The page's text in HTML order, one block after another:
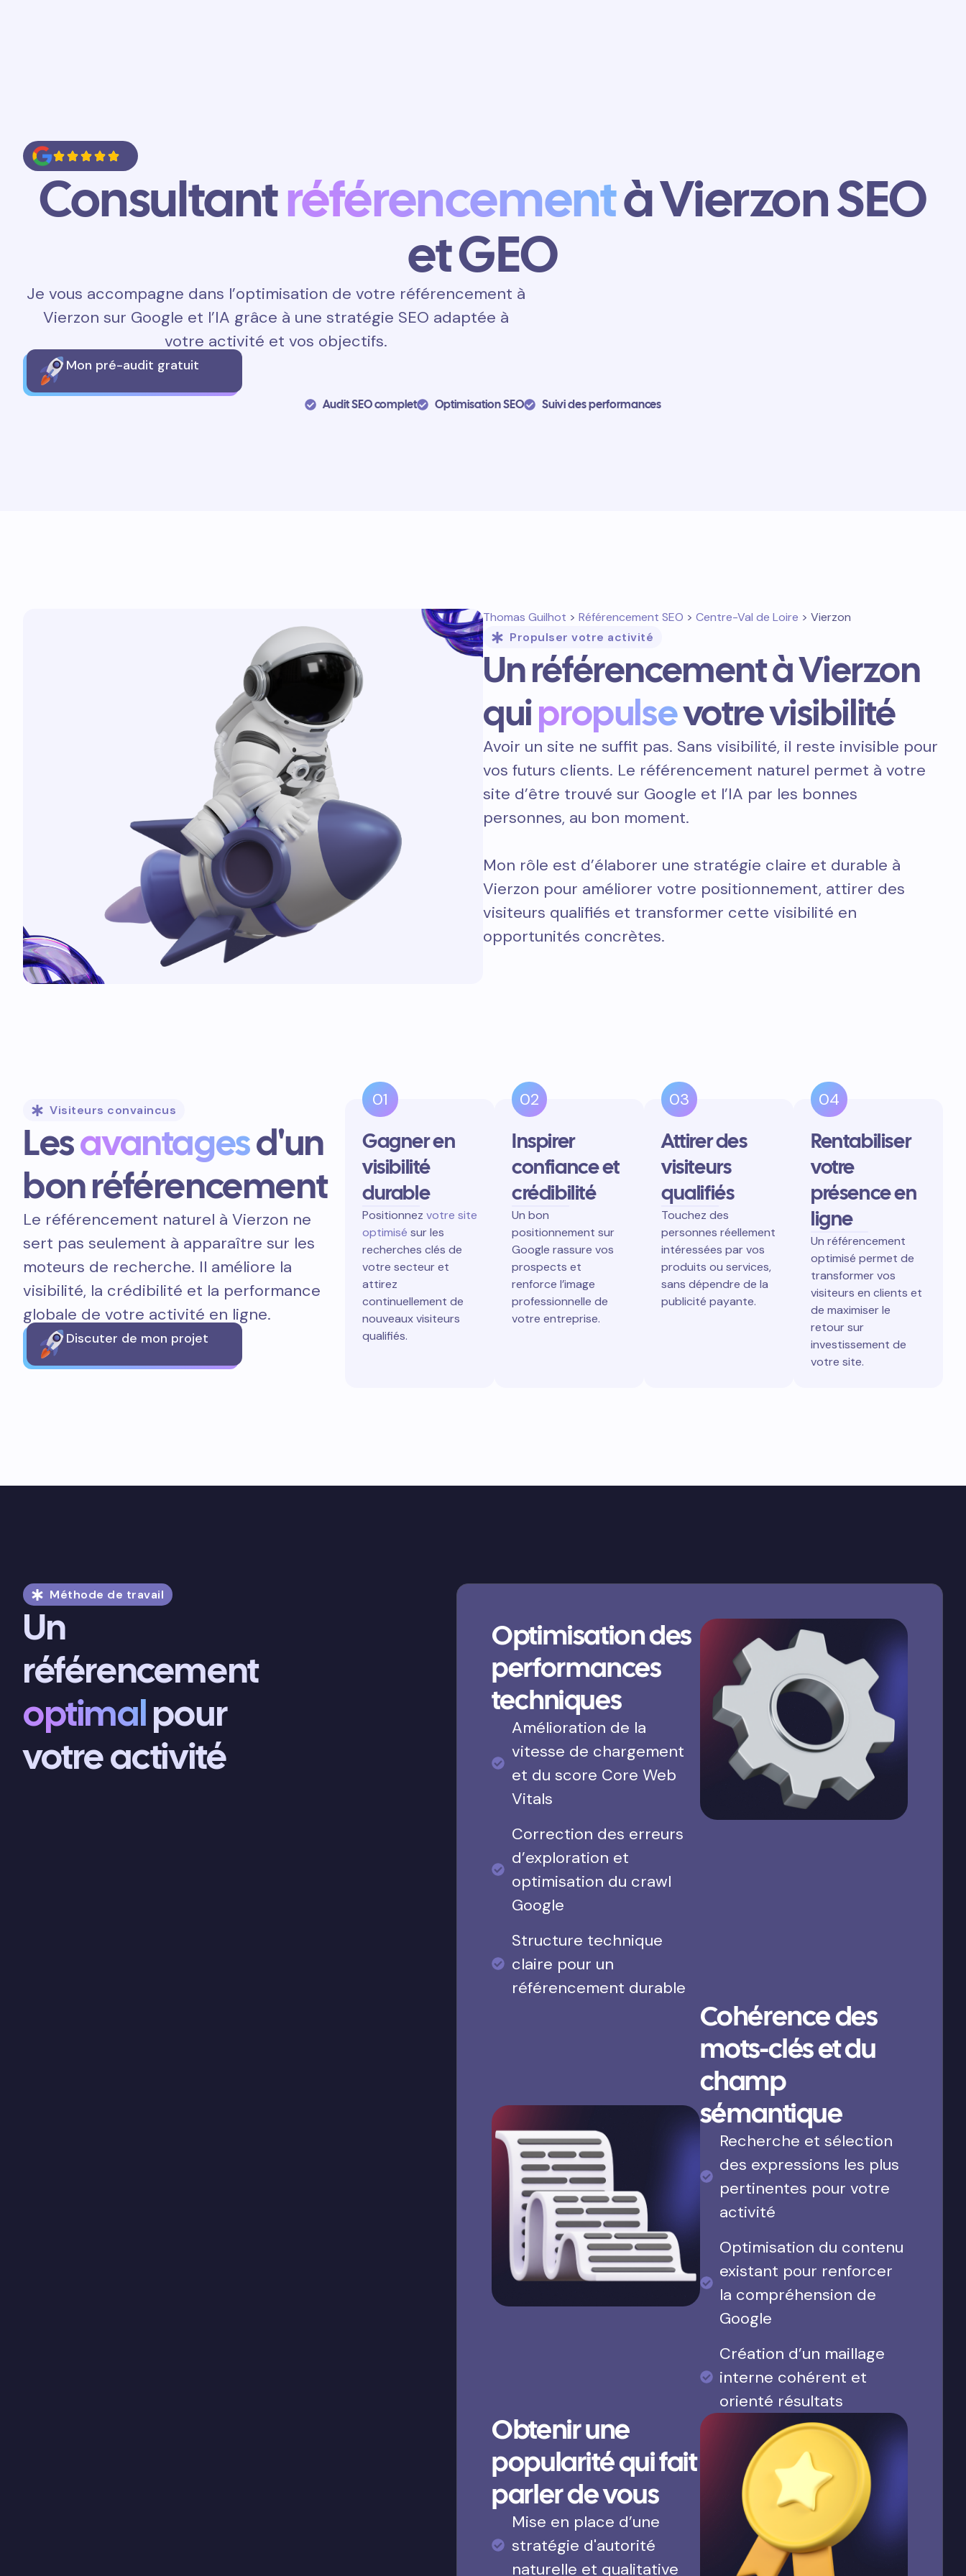
Consultantréférencementà Vierzon SEO
et GEO
Je vous accompagne dans l’optimisation de votre référencement à
Vierzon sur Google et l’IA grâce à une stratégie SEO adaptée à
votre activité et vos objectifs.
Mon pré-audit gratuit
Audit SEO complet Optimisation SEO Suivi des performances
Thomas Guilhot > Référencement SEO > Centre-Val de Loire > Vierzon
Propulser votre activité
Un référencement à Vierzon
quipropulsevotre visibilité
Avoir un site ne suffit pas. Sans visibilité, il reste invisible pour
vos futurs clients. Le référencement naturel permet à votre
site d’être trouvé sur Google et l’IA par les bonnes
personnes, au bon moment.
Mon rôle est d’élaborer une stratégie claire et durable à
Vierzon pour améliorer votre positionnement, attirer des
visiteurs qualifiés et transformer cette visibilité en
opportunités concrètes.
Visiteurs convaincus
Lesavantagesd'un
bon référencement
Le référencement naturel à Vierzon ne
sert pas seulement à apparaître sur les
moteurs de recherche. Il améliore la
visibilité, la crédibilité et la performance
globale de votre activité en ligne.
Discuter de mon projet
01
Gagner en
visibilité
durable
Positionnez votre site
optimisé sur les
recherches clés de
votre secteur et
attirez
continuellement de
nouveaux visiteurs
qualifiés.
02
Inspirer
confiance et
crédibilité
Un bon
positionnement sur
Google rassure vos
prospects et
renforce l’image
professionnelle de
votre entreprise.
03
Attirer des
visiteurs
qualifiés
Touchez des
personnes réellement
intéressées par vos
produits ou services,
sans dépendre de la
publicité payante.
04
Rentabiliser
votre
présence en
ligne
Un référencement
optimisé permet de
transformer vos
visiteurs en clients et
de maximiser le
retour sur
investissement de
votre site.
Méthode de travail
Un
référencement
optimalpour
votre activité
Optimisation des
performances
techniques
Amélioration de la
vitesse de chargement
et du score Core Web
Vitals
Correction des erreurs
d’exploration et
optimisation du crawl
Google
Structure technique
claire pour un
référencement durable
Cohérence des
mots-clés et du
champ
sémantique
Recherche et sélection
des expressions les plus
pertinentes pour votre
activité
Optimisation du contenu
existant pour renforcer
la compréhension de
Google
Création d’un maillage
interne cohérent et
orienté résultats
Obtenir une
popularité qui fait
parler de vous
Mise en place d’une
stratégie d'autorité
naturelle et qualitative